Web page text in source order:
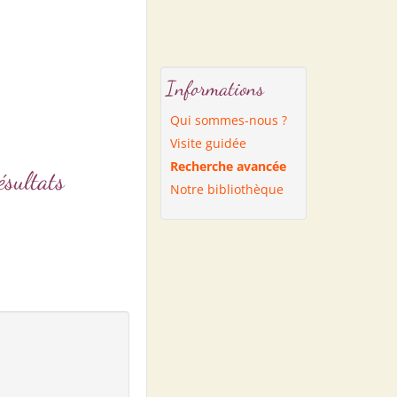
Informations
Qui sommes-nous ?
Visite guidée
Recherche avancée
Notre bibliothèque